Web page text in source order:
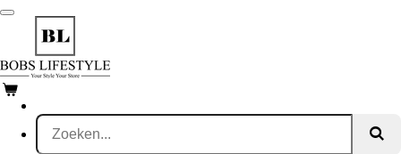
Ga
direct
de
hoofdinhoud